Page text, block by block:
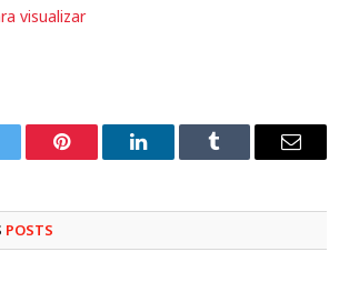
visualizar
Pinterest LinkedInTumblr
E-
POSTS